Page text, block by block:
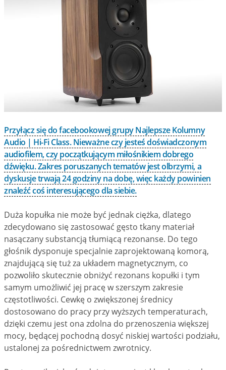
Przyłącz się do facebookowej grupy Najlepsze Kolumny
Audio | Hi-Fi Class. Nieważne czy jesteś doświadczonym
audiofilem, czy początkującym miłośnikiem dobrego
dźwięku. Zakres poruszanych tematów jest olbrzymi, a
dyskusje trwają 24 godziny na dobę, więc każdy powinien
znaleźć coś interesującego dla siebie.
Duża kopułka nie może być jednak ciężka, dlatego
zdecydowano się zastosować gęsto tkany materiał
nasączany substancją tłumiącą rezonanse. Do tego
głośnik dysponuje specjalnie zaprojektowaną komorą,
znajdującą się tuż za układem magnetycznym, co
pozwoliło skutecznie obniżyć rezonans kopułki i tym
samym umożliwić jej pracę w szerszym zakresie
częstotliwości. Cewkę o zwiększonej średnicy
dostosowano do pracy przy wyższych temperaturach,
dzięki czemu jest ona zdolna do przenoszenia większej
mocy, będącej pochodną dosyć niskiej wartości podziału,
ustalonej za pośrednictwem zwrotnicy.